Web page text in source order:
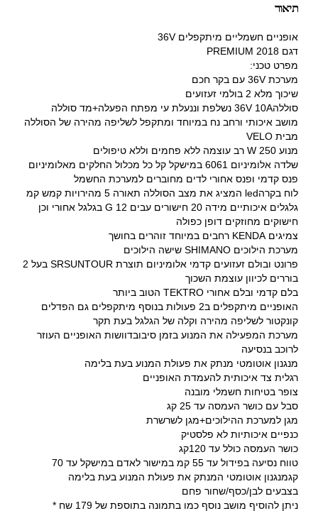
תיאור
אופניים חשמליים מיתקפלים 36V
דגם 2018 PREMIUM
מפרט טכני:
מערכת 36V עם בקר חכם
שיכוך מלא 2 בולמי זעזועים
סוללה36V 10A נשלפת וננעלת עי מפתח הפעלה+מד סוללה
מושב איכותי ורחב נח במיוחד ומתקפל לשליפה מהירה של הסוללה
מבית VELO
מנוע 250 W רב עוצמה ללא פחמים וללא טיפולים
שלדה אלומיניום 6061 במישקל קל כל מכלול החלקים מאלומיניום
פנס קדמי ופנס אחורי לדים מחוברים למערכת החשמל
לוח בקרהled המציג את מצב הסוללה תאורה 5 מהירויות קמש קמ
גלגלים איכותיים מידה 20 חישורים עבים 12 G בגלגל אחורי וכן
חישוקים מחוזקים דופן כפולה
צמיגים KENDA רחבים במיוחד זוהרים בחושך
מערכת הילוכים SHIMANO שישה הילוכים
פרונט ובולם זעזועים קדמי אלומיניום תוצרת SRSUNTOUR בעל 2
בוררים לכיוון עוצמת השכוך
בלם קדמי ובלם אחורי TEKTRO הטוב ביותר
האופניים מיתקפלים ב2 פעולות בנוסף מיתקפלים גם הפדלים
קונקטור לשליפה מהירה וקלה של הגלגל בעת תקר
מערכת המפעילה את המנוע בזמן סיבובדוושות האופניים העוזר
לרוכב בנסיעה
מנגנון אוטומטי מנתק את פעולת המנוע בעת בלימה
רגלית צד איכותית להעמדת האופניים
צופר בטיחות חשמלי מובנה
סבל עם כושר העמסה עד 25 קג
מגן למערכת ההילוכים+מגן לשרשרת
כנפיים איכותיות לא פלסטיק
כושר העמסה כולל עד 120קג
טווח נסיעה בפידול עד 55 קמ במישור לאדם במישקל עד 70
קגמנגנון אוטומטי המנתק את פעולת המנוע בעת בלימה
בצבעים לבן/כסף/שחור פחם
ניתן להוסיף מושב נוסף כמו בתמונה בתוספת של 179 שח *